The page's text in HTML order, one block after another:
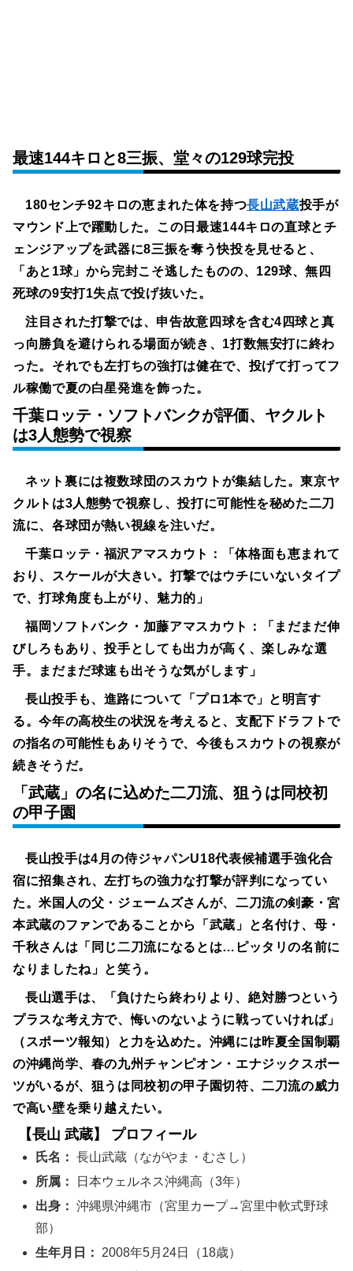
最速144キロと8三振、堂々の129球完投
180センチ92キロの恵まれた体を持つ長山武蔵投手が
マウンド上で躍動した。この日最速144キロの直球とチ
ェンジアップを武器に8三振を奪う快投を見せると、
「あと1球」から完封こそ逃したものの、129球、無四
死球の9安打1失点で投げ抜いた。
注目された打撃では、申告故意四球を含む4四球と真
っ向勝負を避けられる場面が続き、1打数無安打に終わ
った。それでも左打ちの強打は健在で、投げて打ってフ
ル稼働で夏の白星発進を飾った。
千葉ロッテ・ソフトバンクが評価、ヤクルト
は3人態勢で視察
ネット裏には複数球団のスカウトが集結した。東京ヤ
クルトは3人態勢で視察し、投打に可能性を秘めた二刀
流に、各球団が熱い視線を注いだ。
千葉ロッテ・福沢アマスカウト：
「体格面も恵まれて
おり、スケールが大きい。打撃ではウチにいないタイプ
で、打球角度も上がり、魅力的」
福岡ソフトバンク・加藤アマスカウト：
「まだまだ伸
びしろもあり、投手としても出力が高く、楽しみな選
手。まだまだ球速も出そうな気がします」
長山投手も、進路について「プロ1本で」と明言す
る。今年の高校生の状況を考えると、支配下ドラフトで
の指名の可能性もありそうで、今後もスカウトの視察が
続きそうだ。
「武蔵」の名に込めた二刀流、狙うは同校初
の甲子園
長山投手は4月の侍ジャパンU18代表候補選手強化合
宿に招集され、左打ちの強力な打撃が評判になってい
た。米国人の父・ジェームズさんが、二刀流の剣豪・宮
本武蔵のファンであることから「武蔵」と名付け、母・
千秋さんは「同じ二刀流になるとは…ピッタリの名前に
なりましたね」と笑う。
長山選手は、「負けたら終わりより、絶対勝つという
プラスな考え方で、悔いのないように戦っていければ」
（スポーツ報知）と力を込めた。沖縄には昨夏全国制覇
の沖縄尚学、春の九州チャンピオン・エナジックスポー
ツがいるが、狙うは同校初の甲子園切符、二刀流の威力
で高い壁を乗り越えたい。
【長山 武蔵】 プロフィール
氏名： 長山武蔵（ながやま・むさし）
所属：
日本ウェルネス沖縄高（3年）
出身： 沖縄県沖縄市（宮里カープ→宮里中軟式野球
部）
生年月日：
2008年5月24日（18歳）